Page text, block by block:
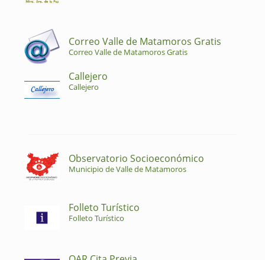
Correo Valle de Matamoros Gratis
Correo Valle de Matamoros Gratis
Callejero
Callejero
Observatorio Socioeconómico
Municipio de Valle de Matamoros
Folleto Turístico
Folleto Turístico